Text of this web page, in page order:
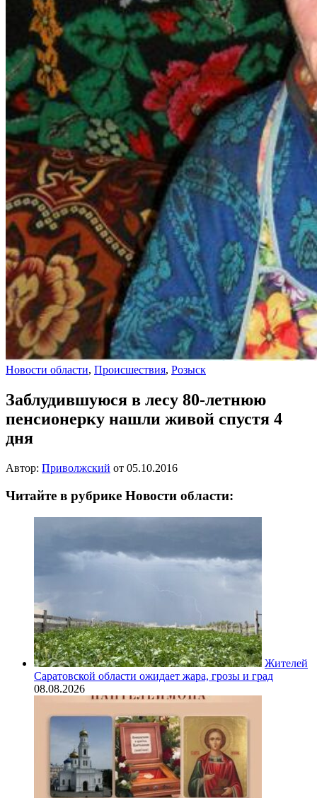
Новости области, Происшествия, Розыск
Заблудившуюся в лесу 80-летнюю
пенсионерку нашли живой спустя 4
дня
Автор: Приволжский от 05.10.2016
Читайте в рубрике Новости области:
Жителей
Саратовской области ожидает жара, грозы и град
08.08.2026